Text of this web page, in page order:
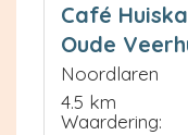
Café
Oude
Noordlaren
4.5 km
Waardering: